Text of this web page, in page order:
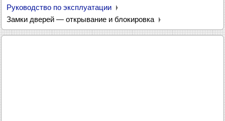
Руководство по эксплуатации
Замки дверей — открывание и блокировка